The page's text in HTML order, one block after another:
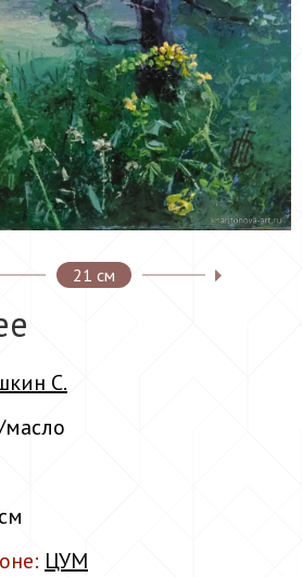
21 см
С.
масло
ЦУМ